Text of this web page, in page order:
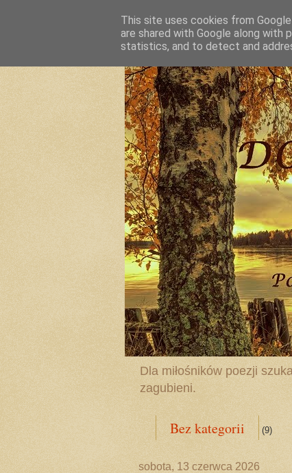
Dla miłośników poezji
zagubieni.
Bez kategorii (9)
sobota, 13 czerwca 2026
This site uses cookies from
are shared with Google along with
statistics, and to detect and